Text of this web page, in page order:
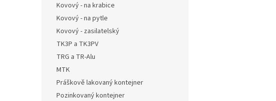
Kovový - na krabice
Kovový - na pytle
Kovový - zasilatelský
TK3P a TK3PV
TRG a TR-Alu
MTK
Práškově lakovaný kontejner
Pozinkovaný kontejner